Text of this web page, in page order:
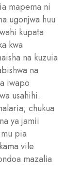
mapema ni
ugonjwa huu
kupata
kwa
na kuzuia
na
iwapo
usahihi.
chukua
ya jamii
pia
vile
mazalia